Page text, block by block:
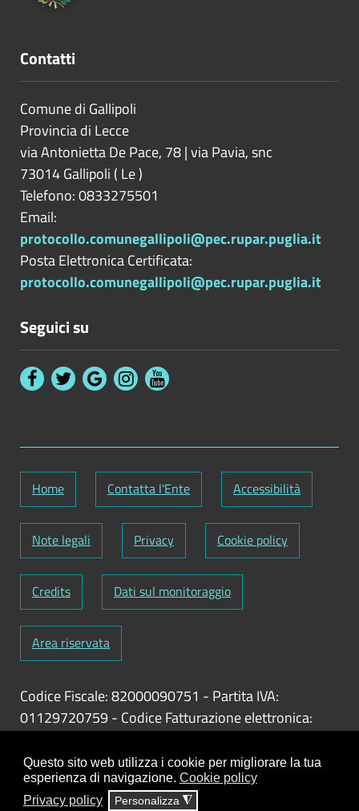
Questo sito web utilizza i cookie per migliorare la tua
esperienza di navigazione. Cookie policy
Privacy policy
Personalizza ◮
Contatti
Comune di Gallipoli
Provincia di Lecce
via Antonietta De Pace, 78 | via Pavia, snc
73014Gallipoli ( Le)
Telefono: 0833275501
Email:
protocollo.comunegallipoli@pec.rupar.puglia.it
Posta Elettronica Certificata:
protocollo.comunegallipoli@pec.rupar.puglia.it
Seguici su
Home Contatta l'Ente Accessibilità
Note legali Privacy Cookie policy
Credits Dati sul monitoraggio
Area riservata
Codice Fiscale: 82000090751 - Partita IVA:
01129720759- Codice Fatturazione elettronica:
Responsabile gestione sito e aggiornamento
contenuti:Antonio Scrimitore